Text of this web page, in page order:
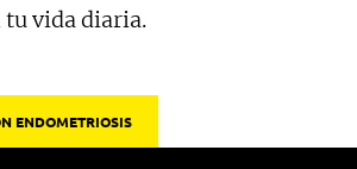
vida diaria.
ENDOMETRIOSIS